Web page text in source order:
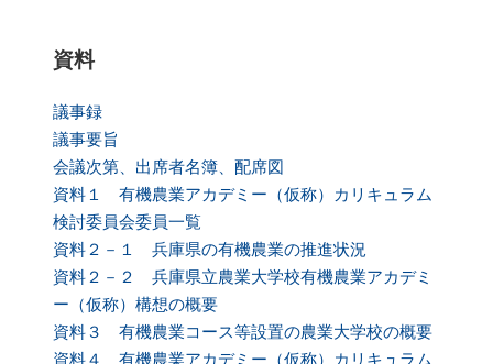
資料
議事録
議事要旨
会議次第、出席者名簿、配席図
資料１ 有機農業アカデミー（仮称）カリキュラム
検討委員会委員一覧
資料２－１ 兵庫県の有機農業の推進状況
資料２－２ 兵庫県立農業大学校有機農業アカデミ
ー（仮称）構想の概要
資料３ 有機農業コース等設置の農業大学校の概要
資料４ 有機農業アカデミー（仮称）カリキュラム